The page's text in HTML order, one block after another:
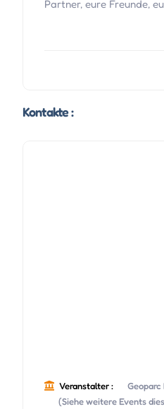
Partner, eure Freunde,
Kontakte :
Veranstalter :
(Siehe weitere Events